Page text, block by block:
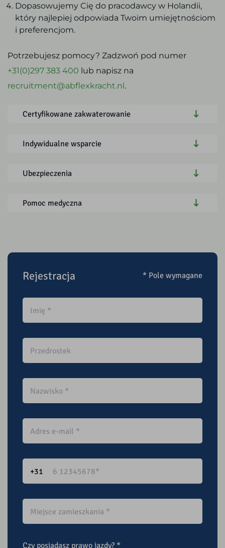
Dopasowujemy Cię do pracodawcy w Holandii,
który najlepiej odpowiada Twoim umiejętnościom
i preferencjom.
Potrzebujesz pomocy? Zadzwoń pod numer
+31(0)297 383 400 lub napisz na
recruitment@abflexkracht.nl.
Certyfikowane zakwaterowanie
Indywidualne wsparcie
Ubezpieczenia
Pomoc medyczna
Rejestracja * Pole wymagane
Czy posiadasz prawo jazdy? *